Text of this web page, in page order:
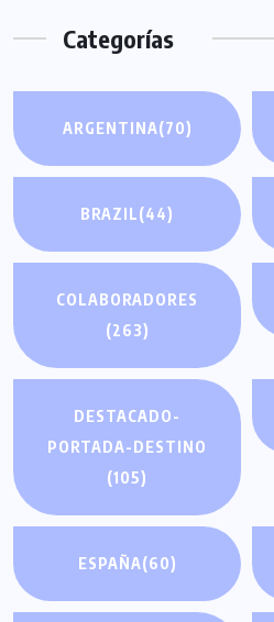
Categorías
ARGENTINA(70)
BRAZIL(44)
COLABORADORES
(263)
DESTACADO-
PORTADA-DESTINO
(105)
ESPAÑA(60)